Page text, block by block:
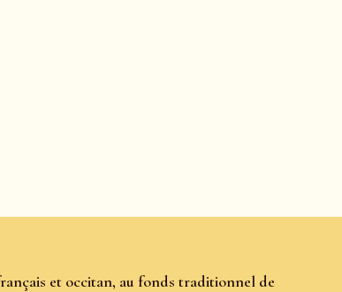
et occitan, au fonds traditionnel de